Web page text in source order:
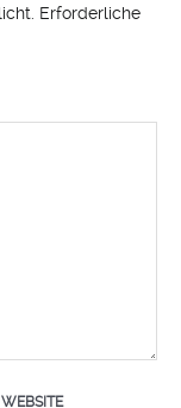
Erforderliche
WEBSITE